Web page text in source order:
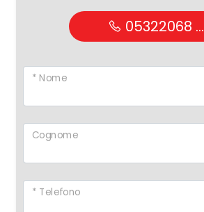
05322068 ...
* Nome
Cognome
* Telefono